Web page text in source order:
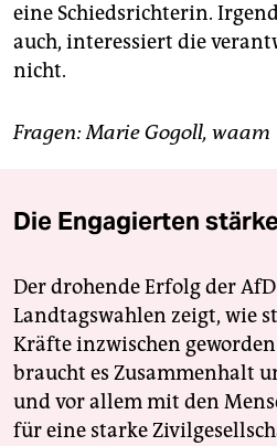
eine Schiedsrichterin.
auch, interessiert die
nicht.
Fragen: Marie Gogoll, waam
Die Engagierten
Der drohende Erfolg der
Landtagswahlen zeigt, wie
Kräfte inzwischen
braucht es Zusammenhalt
und vor allem mit den
für eine starke